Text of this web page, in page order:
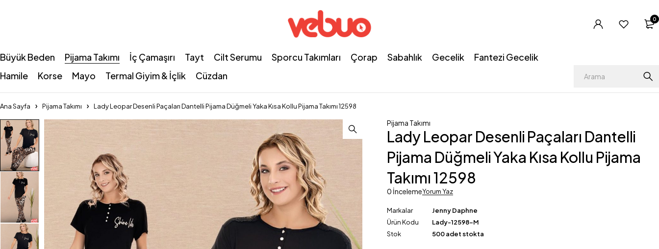
0
Büyük Beden Pijama Takımı İç Çamaşırı Tayt Cilt Serumu Sporcu Takımları Çorap Sabahlık Gecelik
Fantezi Gecelik
Hamile
Korse Mayo Termal Giyim & İçlik Cüzdan
Ana Sayfa Pijama Takımı Lady Leopar Desenli Paçaları Dantelli Pijama Düğmeli Yaka Kısa Kollu Pijama Takımı 12598
Pijama Takımı
Lady Leopar Desenli Paçaları Dantelli
Pijama Düğmeli Yaka Kısa Kollu Pijama
Takımı 12598
0 İncelemeYorum Yaz
Markalar
Jenny Daphne
Ürün Kodu
Lady-12598-M
Stok
500 adet stokta